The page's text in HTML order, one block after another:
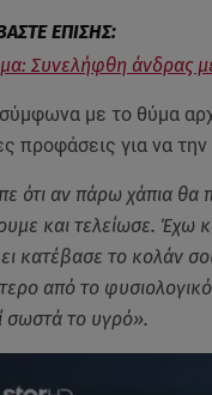
Συνελήφθη άνδρας
σύμφωνα με το θύμα
προφάσεις για να την
ότι αν πάρω χάπια θα
και τελείωσε. Έχω
κατέβασε το κολάν
από το
σωστά το υγρό».